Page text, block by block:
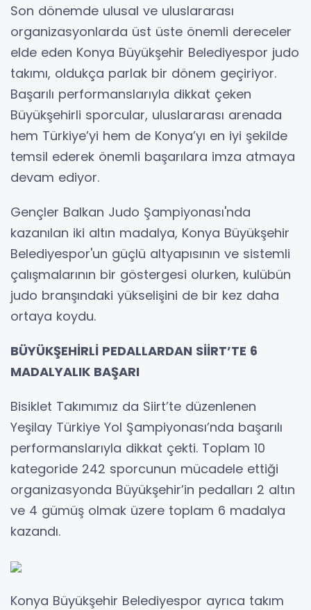
Son dönemde ulusal ve uluslararası
organizasyonlarda üst üste önemli dereceler
elde eden Konya Büyükşehir Belediyespor judo
takımı, oldukça parlak bir dönem geçiriyor.
Başarılı performanslarıyla dikkat çeken
Büyükşehirli sporcular, uluslararası arenada
hem Türkiye’yi hem de Konya’yı en iyi şekilde
temsil ederek önemli başarılara imza atmaya
devam ediyor.
Gençler Balkan Judo Şampiyonası'nda
kazanılan iki altın madalya, Konya Büyükşehir
Belediyespor'un güçlü altyapısının ve sistemli
çalışmalarının bir göstergesi olurken, kulübün
judo branşındaki yükselişini de bir kez daha
ortaya koydu.
BÜYÜKŞEHİRLİ PEDALLARDAN SİİRT’TE 6
MADALYALIK BAŞARI
Bisiklet Takımımız da Siirt’te düzenlenen
Yeşilay Türkiye Yol Şampiyonası’nda başarılı
performanslarıyla dikkat çekti. Toplam 10
kategoride 242 sporcunun mücadele ettiği
organizasyonda Büyükşehir’in pedalları 2 altın
ve 4 gümüş olmak üzere toplam 6 madalya
kazandı.
Konya Büyükşehir Belediyespor ayrıca takım